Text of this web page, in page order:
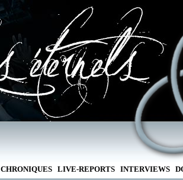
CHRONIQUES LIVE-REPORTS INTERVIEWS